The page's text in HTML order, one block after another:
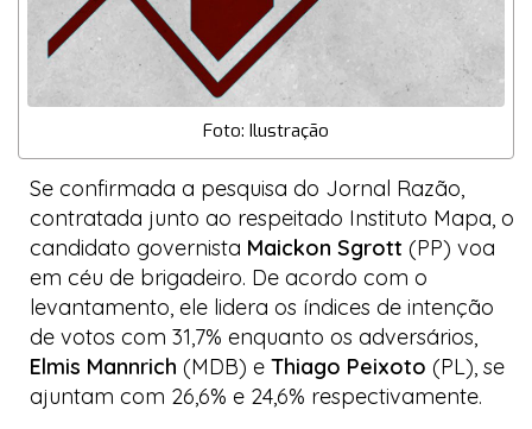
Foto: Ilustração
Se confirmada a pesquisa do Jornal Razão,
contratada junto ao respeitado Instituto Mapa, o
candidato governista Maickon Sgrott (PP) voa
em céu de brigadeiro. De acordo com o
levantamento, ele lidera os índices de intenção
de votos com 31,7% enquanto os adversários,
Elmis Mannrich (MDB) e Thiago Peixoto (PL), se
ajuntam com 26,6% e 24,6% respectivamente.